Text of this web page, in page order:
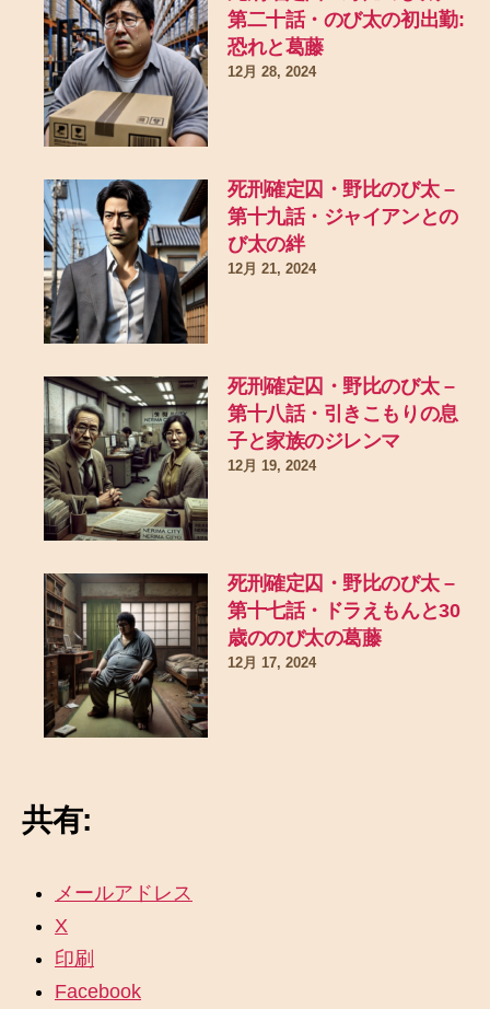
第二十話・のび太の初出勤:
恐れと葛藤
12月 28, 2024
死刑確定囚・野比のび太 –
第十九話・ジャイアンとの
び太の絆
12月 21, 2024
死刑確定囚・野比のび太 –
第十八話・引きこもりの息
子と家族のジレンマ
12月 19, 2024
死刑確定囚・野比のび太 –
第十七話・ドラえもんと30
歳ののび太の葛藤
12月 17, 2024
共有:
メールアドレス
X
印刷
Facebook